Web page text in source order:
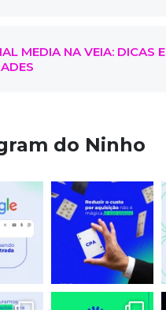
MEDIA NA VEIA: DICAS E
do Ninho